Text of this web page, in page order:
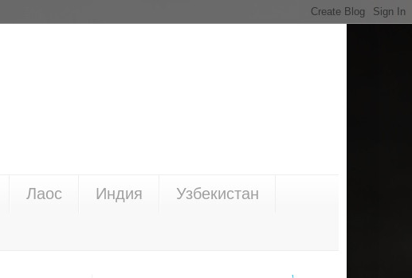
Лаос Индия Узбекистан